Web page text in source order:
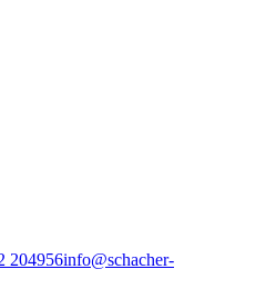
204956info@schacher-